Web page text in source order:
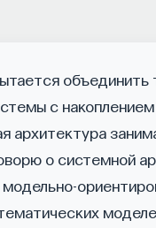
объединить
с
архитектура
о системной
с нами,
Что нужно
записавшись